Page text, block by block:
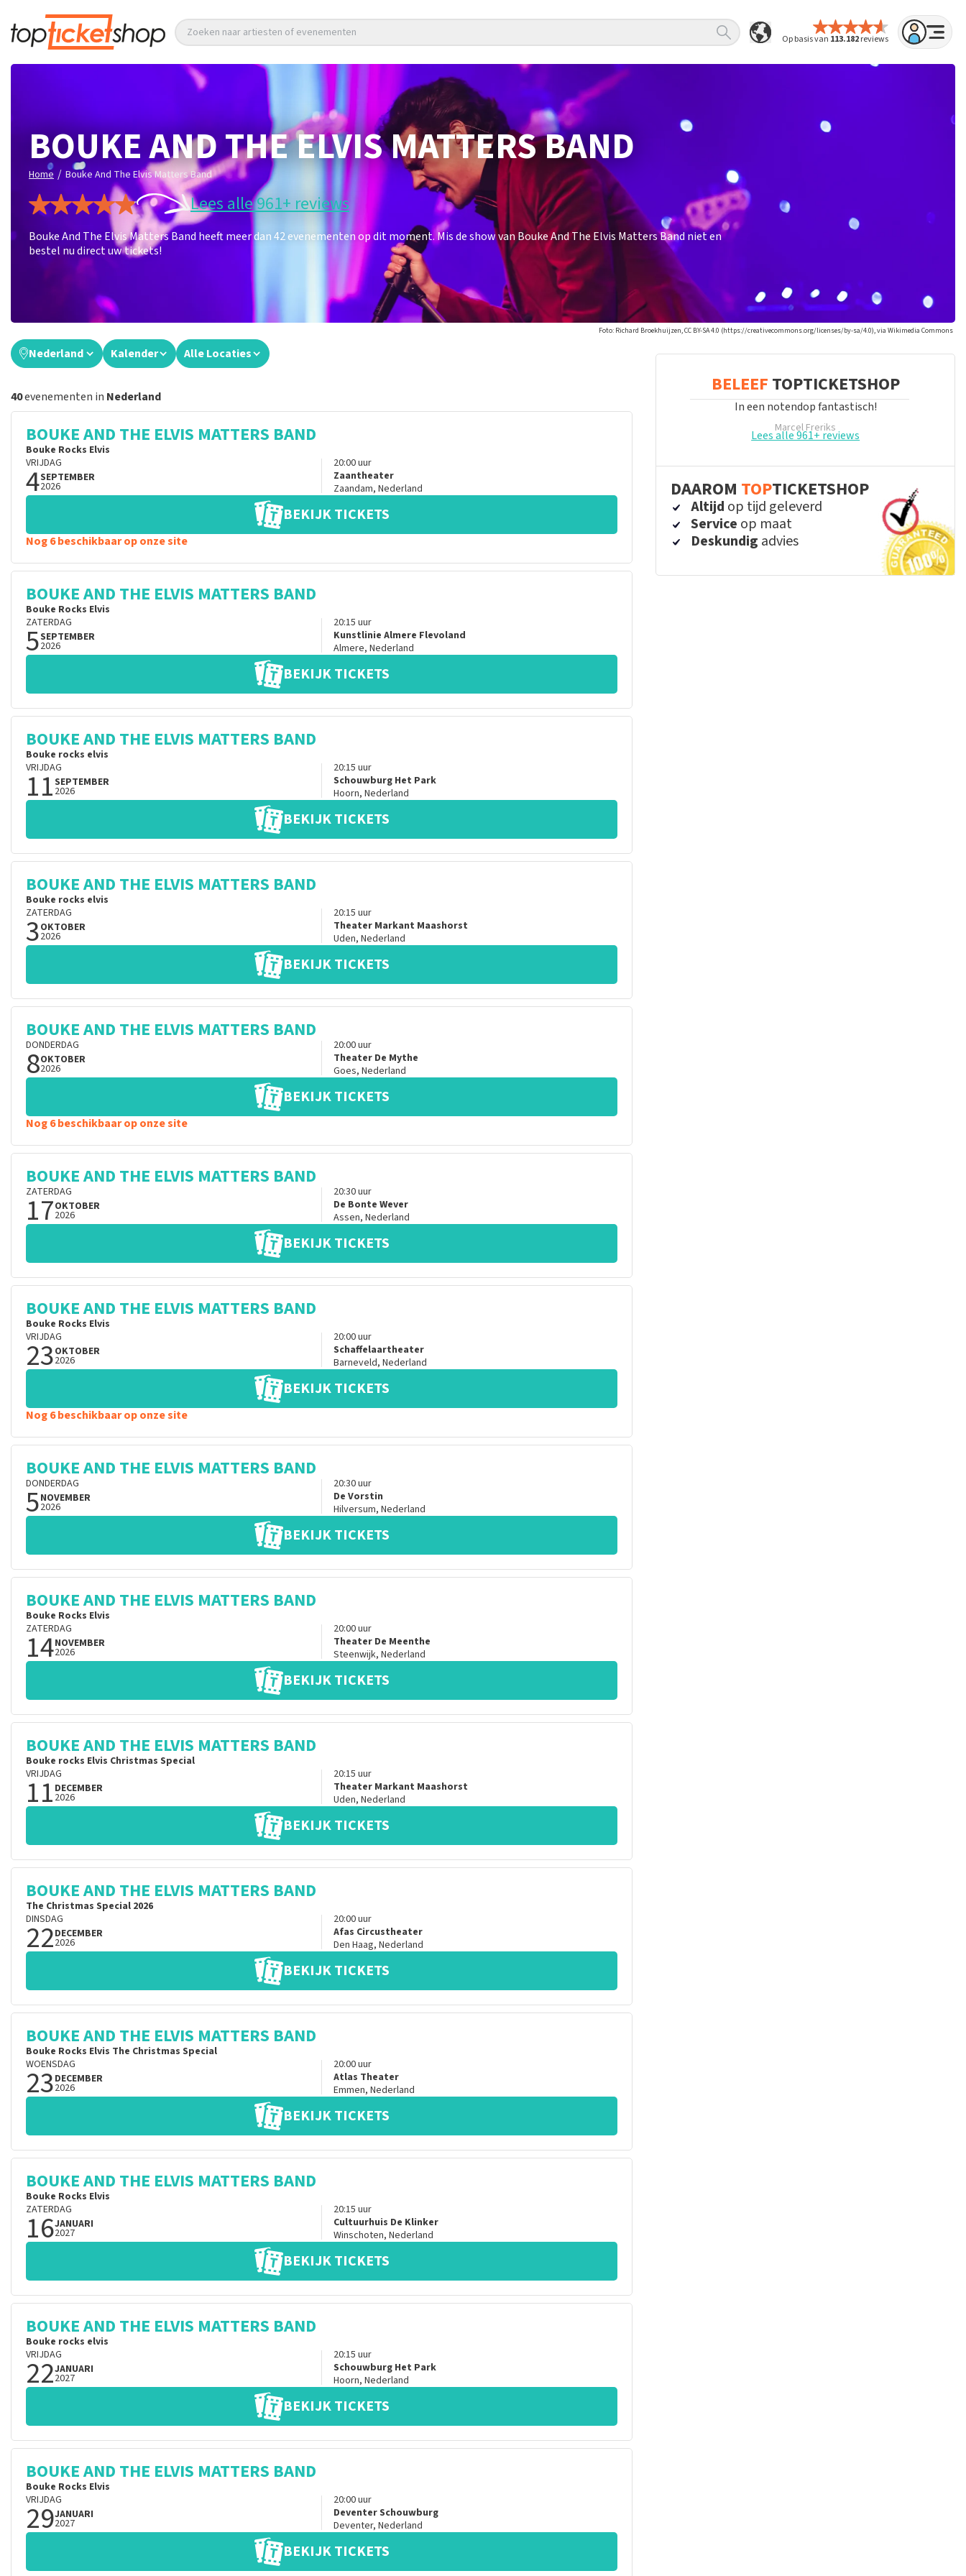
Op basis van 113.182reviews
Zoeken naar artiesten of evenementen
BOUKE AND THE ELVIS MATTERS BAND
Home / Bouke And The Elvis Matters Band
Lees alle 961+ reviews
Bouke And The Elvis Matters Band heeft meer dan 42 evenementen op dit moment. Mis de show van Bouke And The Elvis Matters Band niet en
bestel nu direct uw tickets!
Foto: Richard Broekhuijzen, CC BY-SA 4.0 (https://creativecommons.org/licenses/by-sa/4.0), via Wikimedia Commons
Nederland Kalender Alle Locaties
40evenementen in Nederland
BOUKE AND THE ELVIS MATTERS BAND
Bouke Rocks Elvis
VRIJDAG
4SEPTEMBER
2026
20:00uur
Zaantheater
Zaandam, Nederland
BEKIJK TICKETS
Nog 6 beschikbaar op onze site
BOUKE AND THE ELVIS MATTERS BAND
Bouke Rocks Elvis
ZATERDAG
5SEPTEMBER
2026
20:15 uur
Kunstlinie Almere Flevoland
Almere, Nederland
BEKIJK TICKETS
BOUKE AND THE ELVIS MATTERS BAND
Bouke rocks elvis
VRIJDAG
11SEPTEMBER
2026
20:15 uur
Schouwburg Het Park
Hoorn, Nederland
BEKIJK TICKETS
BOUKE AND THE ELVIS MATTERS BAND
Bouke rocks elvis
ZATERDAG
3OKTOBER
2026
20:15 uur
Theater Markant Maashorst
Uden, Nederland
BEKIJK TICKETS
BOUKE AND THE ELVIS MATTERS BAND
DONDERDAG
8OKTOBER
2026
20:00uur
Theater De Mythe
Goes, Nederland
BEKIJK TICKETS
Nog 6 beschikbaar op onze site
BOUKE AND THE ELVIS MATTERS BAND
ZATERDAG
17OKTOBER
2026
20:30uur
De Bonte Wever
Assen, Nederland
BEKIJK TICKETS
BOUKE AND THE ELVIS MATTERS BAND
Bouke Rocks Elvis
VRIJDAG
23OKTOBER
2026
20:00uur
Schaffelaartheater
Barneveld, Nederland
BEKIJK TICKETS
Nog 6 beschikbaar op onze site
BOUKE AND THE ELVIS MATTERS BAND
DONDERDAG
5NOVEMBER
2026
20:30uur
De Vorstin
Hilversum, Nederland
BEKIJK TICKETS
BOUKE AND THE ELVIS MATTERS BAND
Bouke Rocks Elvis
ZATERDAG
14NOVEMBER
2026
20:00uur
Theater De Meenthe
Steenwijk, Nederland
BEKIJK TICKETS
BOUKE AND THE ELVIS MATTERS BAND
Bouke rocks Elvis Christmas Special
VRIJDAG
11 DECEMBER
2026
20:15 uur
Theater Markant Maashorst
Uden, Nederland
BEKIJK TICKETS
BOUKE AND THE ELVIS MATTERS BAND
The Christmas Special 2026
DINSDAG
22DECEMBER
2026
20:00uur
Afas Circustheater
Den Haag, Nederland
BEKIJK TICKETS
BOUKE AND THE ELVIS MATTERS BAND
Bouke Rocks Elvis The Christmas Special
WOENSDAG
23DECEMBER
2026
20:00uur
Atlas Theater
Emmen, Nederland
BEKIJK TICKETS
BOUKE AND THE ELVIS MATTERS BAND
Bouke Rocks Elvis
ZATERDAG
16JANUARI
2027
20:15 uur
Cultuurhuis De Klinker
Winschoten, Nederland
BEKIJK TICKETS
BOUKE AND THE ELVIS MATTERS BAND
Bouke rocks elvis
VRIJDAG
22JANUARI
2027
20:15 uur
Schouwburg Het Park
Hoorn, Nederland
BEKIJK TICKETS
BOUKE AND THE ELVIS MATTERS BAND
Bouke Rocks Elvis
VRIJDAG
29JANUARI
2027
20:00uur
Deventer Schouwburg
Deventer, Nederland
BEKIJK TICKETS
BELEEF TOPTICKETSHOP
In een notendop fantastisch!
Marcel Freriks
Lees alle 961+ reviews
DAAROM TOPTICKETSHOP
Altijd op tijd geleverd
Service op maat
Deskundig advies